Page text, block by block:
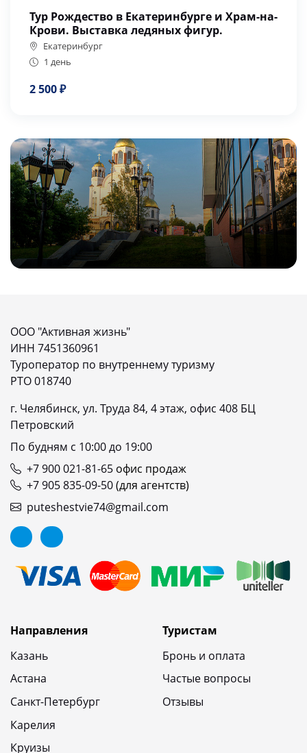
Тур Рождество в Екатеринбурге и Храм-на-
Крови. Выставка ледяных фигур.
Екатеринбург
1 день
2 500 ₽
ООО "Активная жизнь"
ИНН 7451360961
Туроператор по внутреннему туризму
РТО 018740
г. Челябинск, ул. Труда 84, 4 этаж, офис 408 БЦ
Петровский
По будням с 10:00 до 19:00
+7 900 021-81-65 офис продаж
+7 905 835-09-50(для агентств)
puteshestvie74@gmail.com
Направления
Казань
Астана
Санкт-Петербург
Карелия
Круизы
Туристам
Бронь и оплата
Частые вопросы
Отзывы